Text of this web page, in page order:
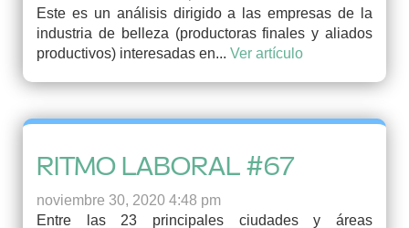
Este es un análisis dirigido a las empresas de la
industria de belleza (productoras finales y aliados
productivos) interesadas en... Ver artículo
RITMO LABORAL #67
noviembre 30, 2020 4:48 pm
Entre las 23 principales ciudades y áreas